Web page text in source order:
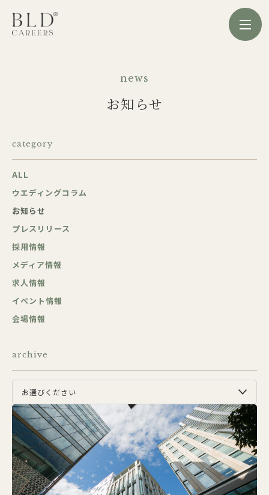
news
お知らせ
category
ALL
ウエディングコラム
お知らせ
プレスリリース
採用情報
メディア情報
求人情報
イベント情報
会場情報
archive